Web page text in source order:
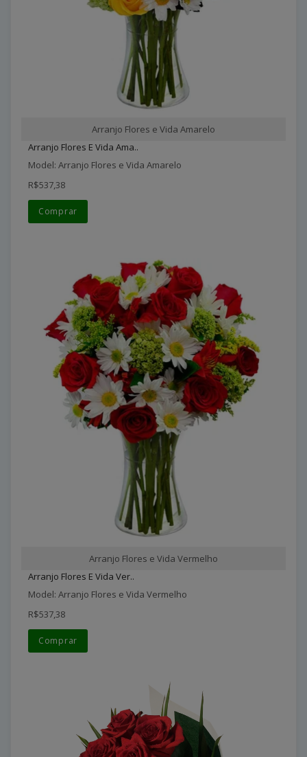
Arranjo Flores e Vida Amarelo
Arranjo Flores E Vida Ama..
Model: Arranjo Flores e Vida Amarelo
R$537,38
Comprar
Arranjo Flores e Vida Vermelho
Arranjo Flores E Vida Ver..
Model: Arranjo Flores e Vida Vermelho
R$537,38
Comprar